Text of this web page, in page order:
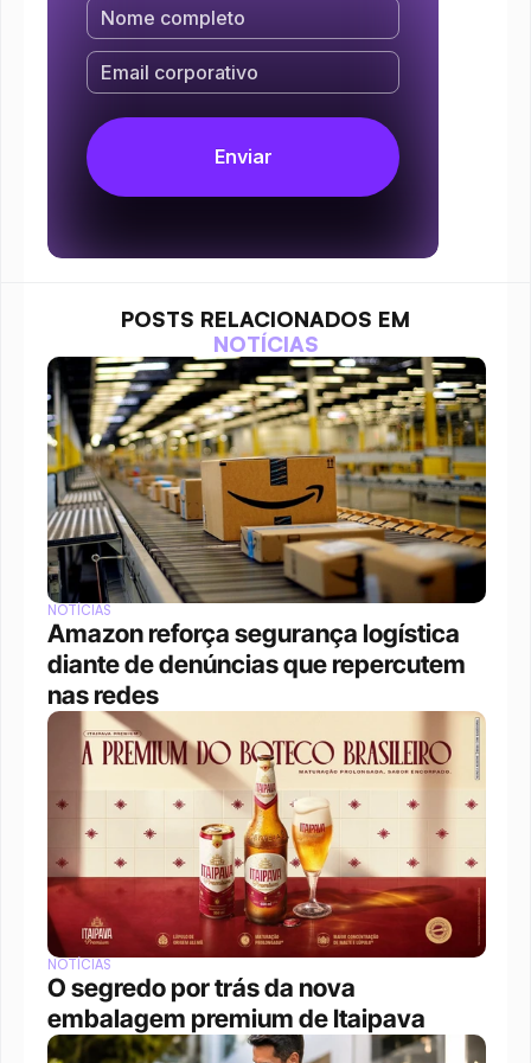
POSTS RELACIONADOS EM
NOTÍCIAS
NOTÍCIAS
Amazon reforça segurança logística
diante de denúncias que repercutem
nas redes
NOTÍCIAS
O segredo por trás da nova
embalagem premium de Itaipava